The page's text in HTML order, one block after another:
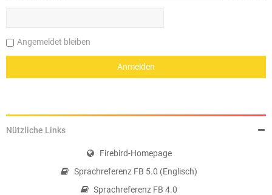
Angemeldet bleiben
Nützliche Links
Firebird-Homepage
Sprachreferenz FB 5.0 (Englisch)
Sprachreferenz FB 4.0